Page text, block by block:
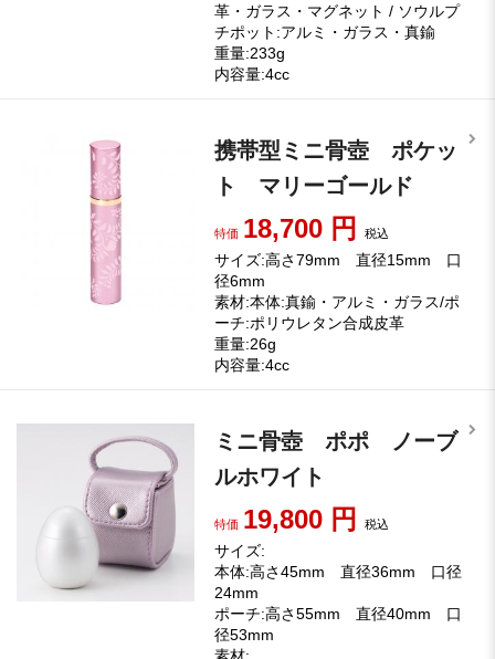
革・ガラス・マグネット / ソウルプ
チポット:アルミ・ガラス・真鍮
重量:233g
内容量:4cc
携帯型ミニ骨壺 ポケッ
ト マリーゴールド
特価 18,700 円税込
サイズ:高さ79mm 直径15mm 口
径6mm
素材:本体:真鍮・アルミ・ガラス/ポ
ーチ:ポリウレタン合成皮革
重量:26g
内容量:4cc
ミニ骨壺 ポポ ノーブ
ルホワイト
特価 19,800 円税込
サイズ:
本体:高さ45mm 直径36mm 口径
24mm
ポーチ:高さ55mm 直径40mm 口
径53mm
素材: